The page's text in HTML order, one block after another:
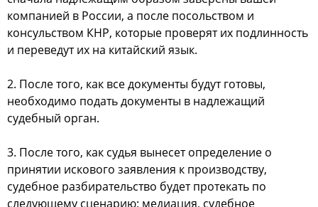
компанией в России, а после посольством и
консульством КНР, которые проверят их подлинность
и переведут их на китайский язык.
2. После того, как все документы будут готовы,
необходимо подать документы в надлежащий
судебный орган.
3. После того, как судья вынесет определение о
принятии искового заявления к производству,
судебное разбирательство будет протекать по
следующему сценарию: медиация, судебное